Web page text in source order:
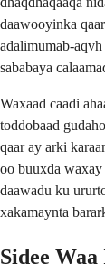
daawooyinka
adalimumab-aqvh
sababaya
Waxaad caadi
toddobaad
qaar ay arki
oo buuxda
daawadu ku
xakamaynta
Sidee